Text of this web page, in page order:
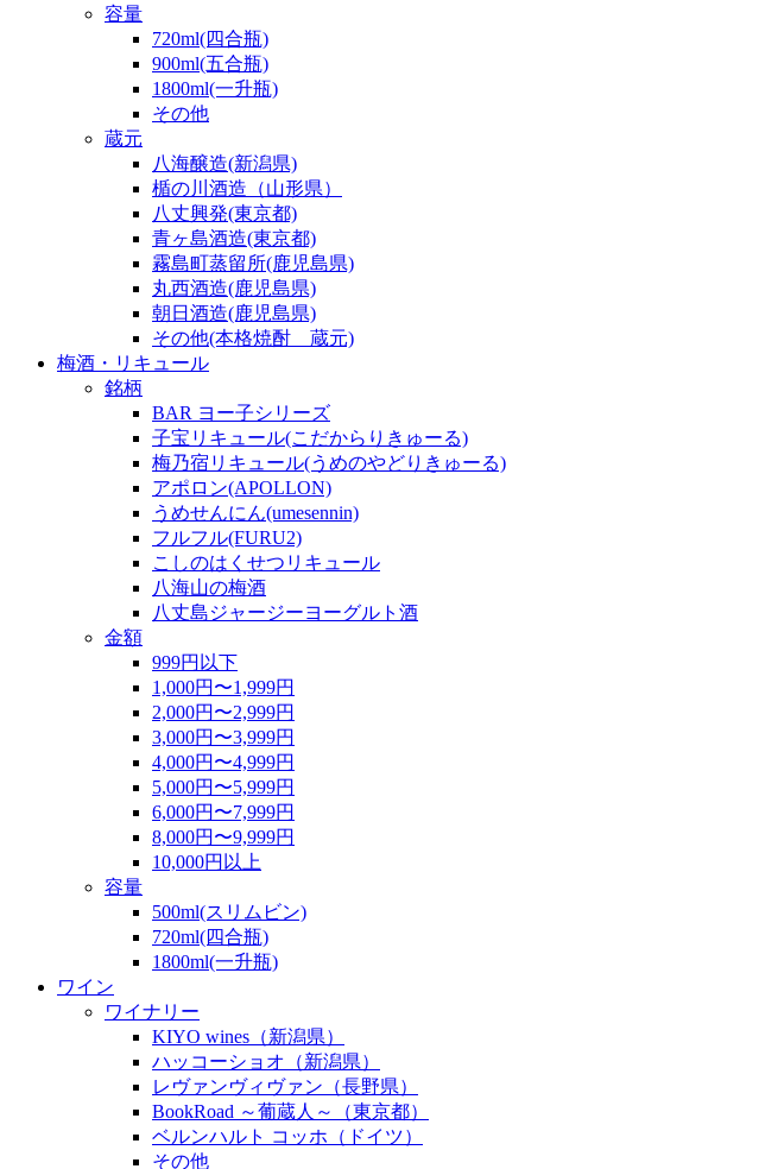
容量
720ml(四合瓶)
900ml(五合瓶)
1800ml(一升瓶)
その他
蔵元
八海醸造(新潟県)
楯の川酒造（山形県）
八丈興発(東京都)
青ヶ島酒造(東京都)
霧島町蒸留所(鹿児島県)
丸西酒造(鹿児島県)
朝日酒造(鹿児島県)
その他(本格焼酎 蔵元)
梅酒・リキュール
銘柄
BAR ヨー子シリーズ
子宝リキュール(こだからりきゅーる)
梅乃宿リキュール(うめのやどりきゅーる)
アポロン(APOLLON)
うめせんにん(umesennin)
フルフル(FURU2)
こしのはくせつリキュール
八海山の梅酒
八丈島ジャージーヨーグルト酒
金額
999円以下
1,000円〜1,999円
2,000円〜2,999円
3,000円〜3,999円
4,000円〜4,999円
5,000円〜5,999円
6,000円〜7,999円
8,000円〜9,999円
10,000円以上
容量
500ml(スリムビン)
720ml(四合瓶)
1800ml(一升瓶)
ワイン
ワイナリー
KIYO wines（新潟県）
ハッコーショオ（新潟県）
レヴァンヴィヴァン（長野県）
BookRoad ～葡蔵人～（東京都）
ベルンハルト コッホ（ドイツ）
その他